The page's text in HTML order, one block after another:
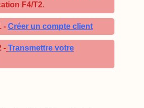
F4/T2.
- Créer un compte client
- Transmettre votre